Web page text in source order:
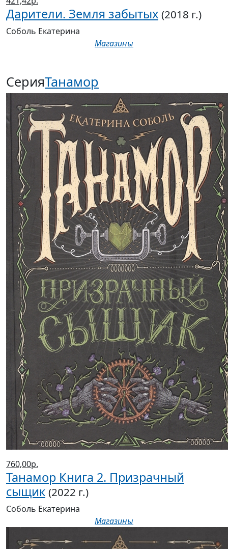
Дарители. Земля забытых (2018 г.)
Соболь Екатерина
Магазины
СерияТанамор
760,00р.
Танамор Книга 2. Призрачный
сыщик (2022 г.)
Соболь Екатерина
Магазины